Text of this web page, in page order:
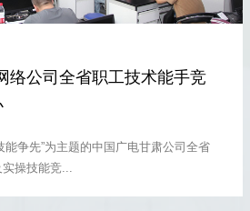
络公司全省职工技术能手竞
能争先”为主题的中国广电甘肃公司全省
操技能竞...